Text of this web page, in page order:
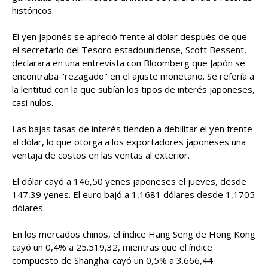
históricos.
El yen japonés se apreció frente al dólar después de que
el secretario del Tesoro estadounidense, Scott Bessent,
declarara en una entrevista con Bloomberg que Japón se
encontraba "rezagado" en el ajuste monetario. Se refería a
la lentitud con la que subían los tipos de interés japoneses,
casi nulos.
Las bajas tasas de interés tienden a debilitar el yen frente
al dólar, lo que otorga a los exportadores japoneses una
ventaja de costos en las ventas al exterior.
El dólar cayó a 146,50 yenes japoneses el jueves, desde
147,39 yenes. El euro bajó a 1,1681 dólares desde 1,1705
dólares.
En los mercados chinos, el índice Hang Seng de Hong Kong
cayó un 0,4% a 25.519,32, mientras que el índice
compuesto de Shanghai cayó un 0,5% a 3.666,44.